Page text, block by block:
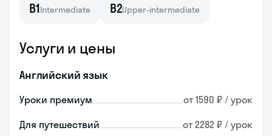
B1Intermediate B2Upper-intermediate
Услуги и цены
Английский язык
Уроки премиум от 1590 ₽ / урок
Для путешествий от 2282 ₽ / урок